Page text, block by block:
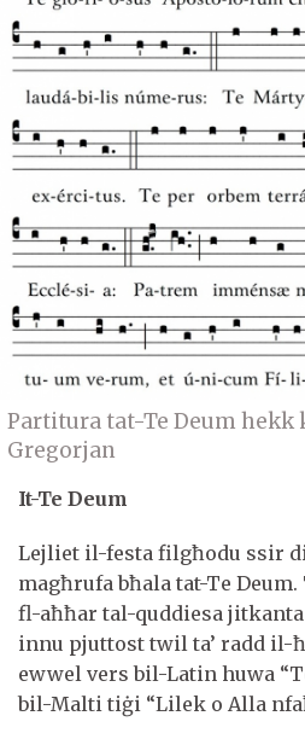
Partitura tat-Te Deum
Gregorjan
It-Te Deum
Lejliet il-festa filgħodu ssir
magħrufa bħala tat-Te
fl-aħħar tal-quddiesa
innu pjuttost twil ta’ radd
ewwel vers bil-Latin huwa
bil-Malti tiġi “Lilek o Alla